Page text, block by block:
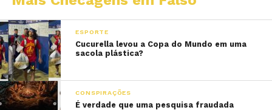
ESPORTE
Cucurella levou a Copa do Mundo em uma
sacola plástica?
CONSPIRAÇÕES
É verdade que uma pesquisa fraudada